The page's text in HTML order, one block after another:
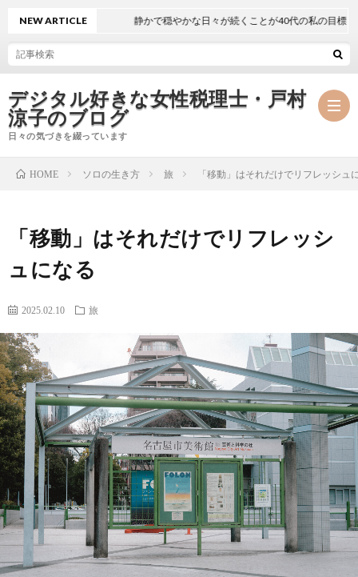
デジタル好きな女性税理士・戸村
涼子のブログ
日々の気づきを綴っています
ー
ル
HP
マ
ガ
筆
セ
ミ
ー・
講
NEW ARTICLE 静かで穏やかな日々が続くことが40代の私の目標
HOME ソロの生き方 旅 「移動」はそれだけでリフレッシュ
「移動」はそれだけでリフレッシ
ュになる
2025.02.10 旅